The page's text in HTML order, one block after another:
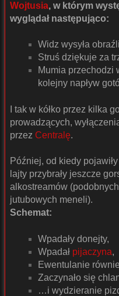
Wojtusia, w którym
wyglądał następująco:
Widz wysyła
Struś dziękuje za
Mumia przechodzi
kolejny napływ
I tak w kółko przez kilka
prowadzących,
przez Centralę.
Później, od kiedy
lajty przybrały jeszcze
alkostreamów
jutubowych meneli).
Schemat:
Wpadały donejty,
Wpadał pijaczyna,
Ewentulanie
Zaczynało się
…i wydzieranie